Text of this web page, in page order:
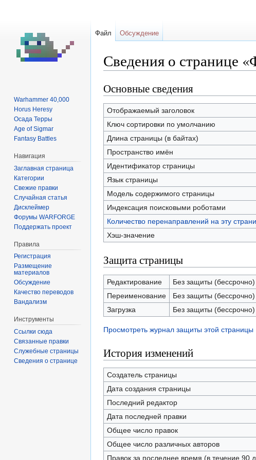
Сведения о странице
Перейти
к
навигации
Перейти
к
поиску
Основные сведения
Отображаемый заголовок
Ключ сортировки по умолчанию
Длина страницы (в байтах)
Пространство имён
Идентификатор страницы
Язык страницы
Модель содержимого страницы
Индексация поисковыми роботами
Количество перенаправлений на эту
Хэш-значение
Защита страницы
Редактирование
Без защиты (бессрочно)
Переименование
Без защиты (бессрочно)
Загрузка
Без защиты (бессрочно)
Просмотреть журнал защиты этой страницы
История изменений
Создатель страницы
Дата создания страницы
Последний редактор
Дата последней правки
Общее число правок
Общее число различных авторов
Правок за последнее время (в течение 90
Файл Обсуждение
Warhammer 40,000
Horus Heresy
Осада Терры
Age of Sigmar
Fantasy Battles
Навигация
Заглавная страница
Категории
Свежие правки
Случайная статья
Дисклеймер
Форумы WARFORGE
Поддержать проект
Правила
Регистрация
Размещение
материалов
Обсуждение
Качество переводов
Вандализм
Инструменты
Ссылки сюда
Связанные правки
Служебные страницы
Сведения о странице